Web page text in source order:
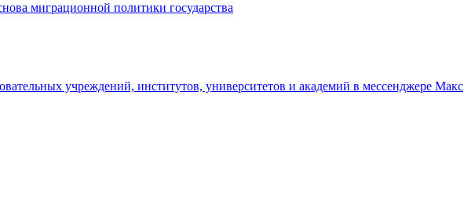
миграционной политики государства
учреждений, институтов, университетов и академий в мессенджере Макс